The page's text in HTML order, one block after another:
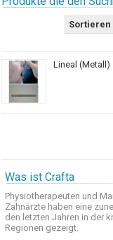
Sortieren
Lineal (Metall)
Was ist Crafta
Physiotherapeuten und
Zahnärzte haben eine
den letzten Jahren in der
Regionen gezeigt.